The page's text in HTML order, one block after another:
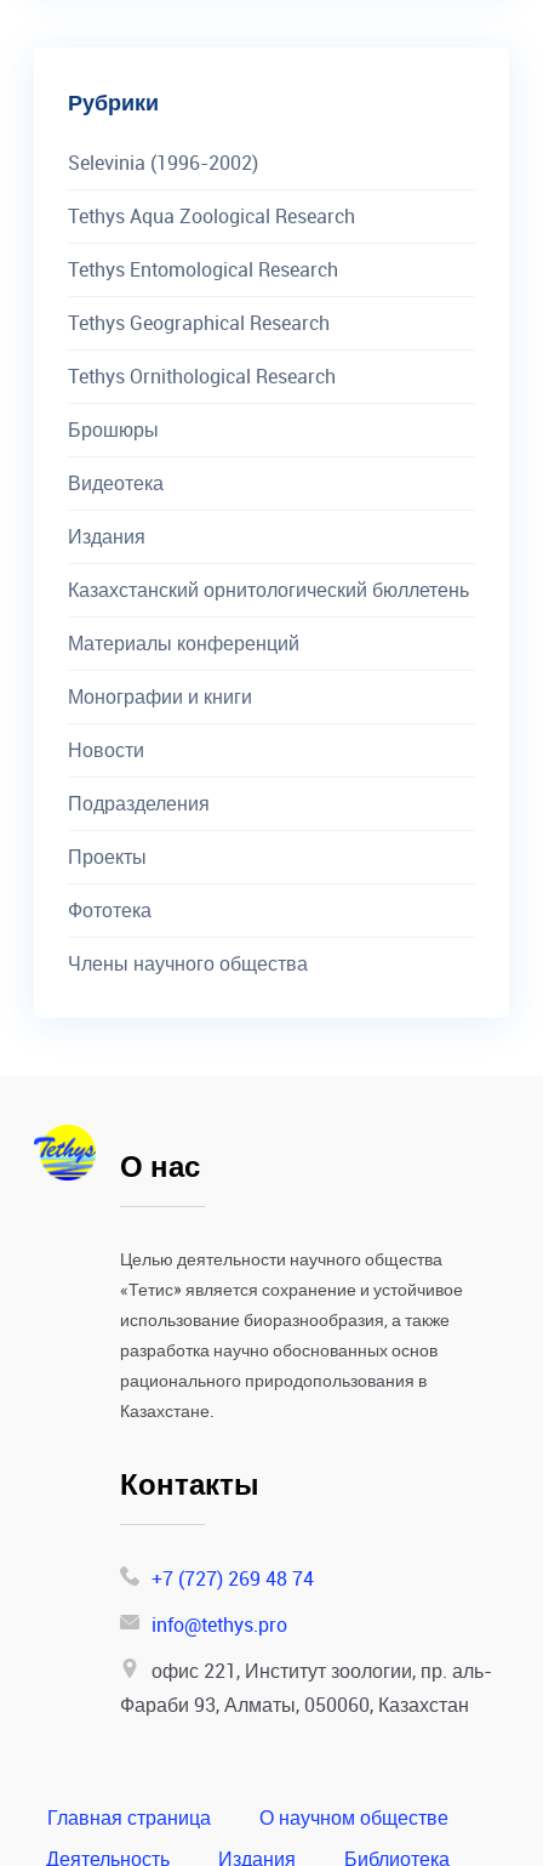
Рубрики
Selevinia (1996-2002)
Tethys Aqua Zoological Research
Tethys Entomological Research
Tethys Geographical Research
Tethys Ornithological Research
Брошюры
Видеотека
Издания
Казахстанский орнитологический бюллетень
Материалы конференций
Монографии и книги
Новости
Подразделения
Проекты
Фототека
Члены научного общества
О нас
Целью деятельности научного общества
«Тетис» является сохранение и устойчивое
использование биоразнообразия, а также
разработка научно обоснованных основ
рационального природопользования в
Казахстане.
Контакты
+7 (727) 269 48 74
info@tethys.pro
офис 221, Институт зоологии, пр. аль-
Фараби 93, Алматы, 050060, Казахстан
Главная страница
О научном обществе
Деятельность
Издания Библиотека